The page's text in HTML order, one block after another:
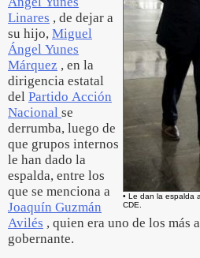
• Le dan la espalda
CDE.
Linares , de dejar a
su hijo, Miguel
Ángel Yunes
Márquez , en la
dirigencia estatal
del Partido Acción
Nacional se
derrumba, luego de
que grupos internos
le han dado la
espalda, entre los
que se menciona a
Joaquín Guzmán
Avilés , quien era uno de los más
gobernante.